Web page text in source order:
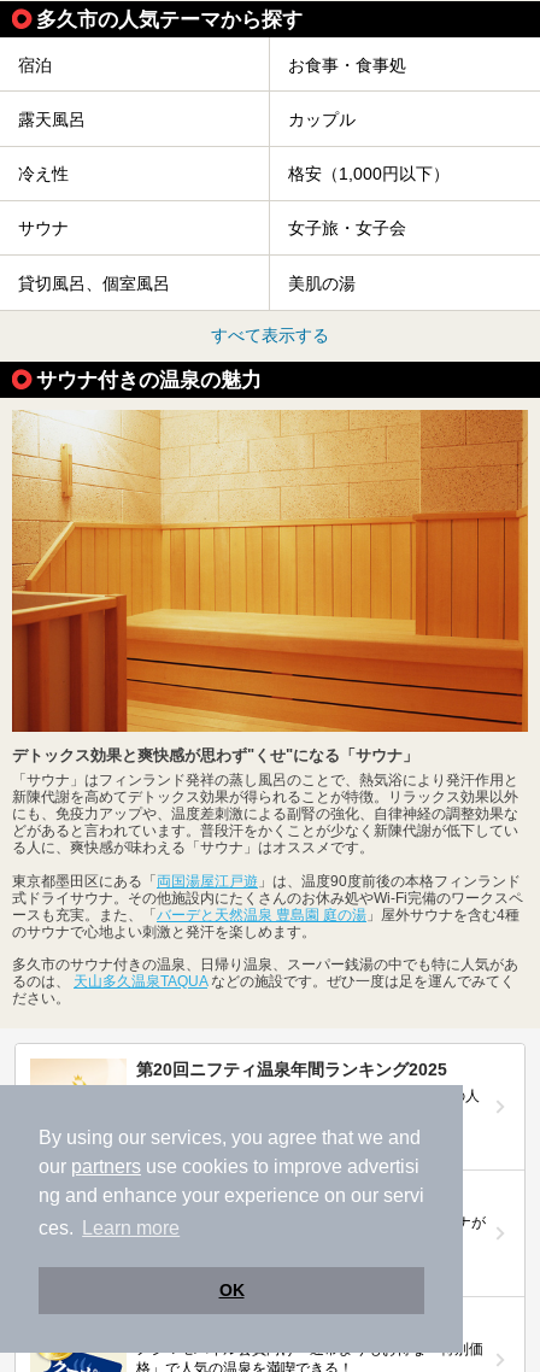
By using our services, you agree that we and
our partners use cookies to improve advertisi
ng and enhance your experience on our servi
ces.
Learn more
OK
多久市の人気テーマから探す
宿泊 お食事・食事処
露天風呂 カップル
冷え性 格安（1,000円以下）
サウナ 女子旅・女子会
貸切風呂、個室風呂 美肌の湯
すべて表示する
サウナ付きの温泉の魅力
デトックス効果と爽快感が思わず"くせ"になる「サウナ」
「サウナ」はフィンランド発祥の蒸し風呂のことで、熱気浴により発汗作用と
新陳代謝を高めてデトックス効果が得られることが特徴。リラックス効果以外
にも、免疫力アップや、温度差刺激による副腎の強化、自律神経の調整効果な
どがあると言われています。普段汗をかくことが少なく新陳代謝が低下してい
る人に、爽快感が味わえる「サウナ」はオススメです。
東京都墨田区にある「 両国湯屋江戸遊 」は、温度90度前後の本格フィンランド
式ドライサウナ。その他施設内にたくさんのお休み処やWi-Fi完備のワークスペ
ースも充実。また、「 バーデと天然温泉 豊島園 庭の湯 」屋外サウナを含む4種
のサウナで心地よい刺激と発汗を楽しめます。
多久市のサウナ付きの温泉、日帰り温泉、スーパー銭湯の中でも特に人気があ
るのは、 天山多久温泉TAQUAなどの施設です。ぜひ一度は足を運んでみてく
ださい。
第20回ニフティ温泉年間ランキング2025
全国約2.2万件の中から頂点に選ばれた、2025年の人
ニフティ温泉 サウナランキング2026
おふろ好きユーザーの投票により、全国No.1サウナが
決定！
ノジマモバイル会員向け 通常よりもお得な「特別価
格」で人気の温泉を満喫できる！